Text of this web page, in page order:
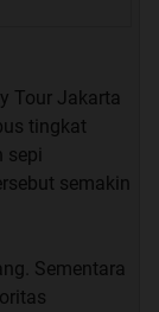
Tour Jakarta
tingkat
sepi
semakin
Sementara